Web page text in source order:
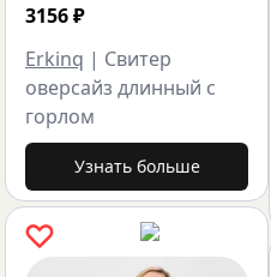
3156₽
Erkinq | Свитер
оверсайз длинный с
горлом
Узнать больше